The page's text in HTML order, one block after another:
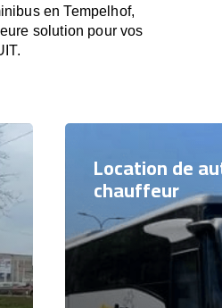
en Tempelhof,
solution pour vos
Location de
chauffeur